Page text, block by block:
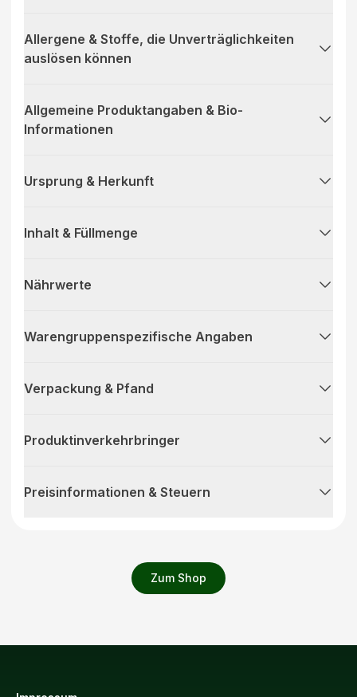
Zum Shop
Allergene & Stoffe, die Unverträglichkeiten
auslösen können
Allgemeine Produktangaben & Bio-
Informationen
Ursprung & Herkunft
Inhalt & Füllmenge
Nährwerte
Warengruppenspezifische Angaben
Verpackung & Pfand
Produktinverkehrbringer
Preisinformationen & Steuern